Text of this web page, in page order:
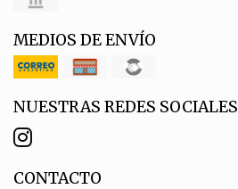
MEDIOS DE ENVÍO
NUESTRAS REDES SOCIALES
CONTACTO